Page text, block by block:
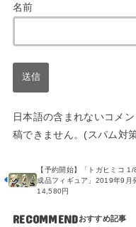
名前
日本語の含まれないコメ
稿できません。(スパム対
【予約開始】「トガヒミコ 1/
成品フィギュア」2019年9月
14,580円
RECOMMEND